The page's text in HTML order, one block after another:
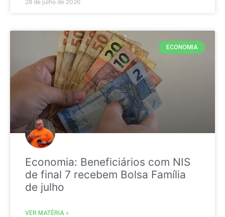
28 de julho de 2026
ECONOMIA
Economia: Beneficiários com NIS
de final 7 recebem Bolsa Família
de julho
VER MATÉRIA »